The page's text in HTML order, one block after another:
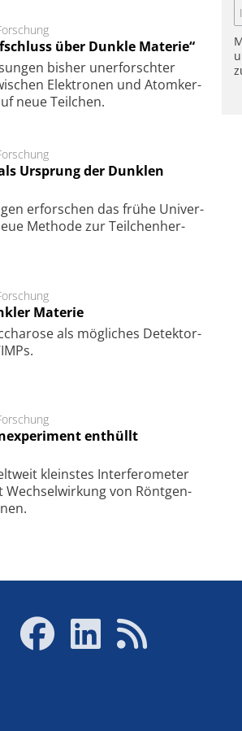
über Dunkle Materie“
bis­her un­er­for­schter
Elek­tro­nen und Atom­ker­
neue Teil­chen.
Ursprung der Dunklen
er­for­schen das frü­he Uni­ver­
Me­tho­de zur Teil­chen­her­
Materie
als mög­li­ches De­tek­tor­
enthüllt
kleins­tes In­ter­fe­ro­me­ter
Wech­sel­wir­kung von Rönt­gen­